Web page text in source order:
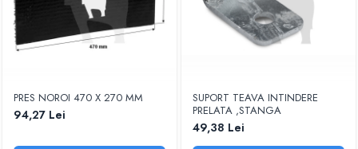
PRES NOROI 470 X 270 MM
94,27 Lei
SUPORT TEAVA INTINDERE
PRELATA ,STANGA
49,38 Lei